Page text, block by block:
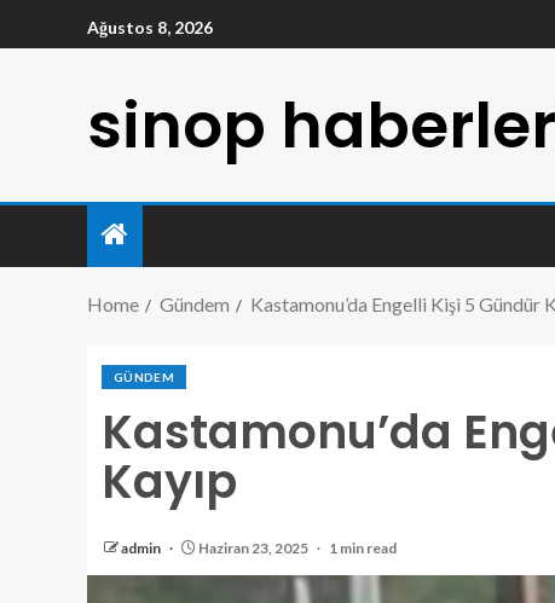
Ağustos 8, 2026
sinop
Home Gündem Kastamonu’da Engelli Kişi 5 Gündür
GÜNDEM
Kastamonu’da
Kayıp
admin Haziran 23, 2025 1 min read